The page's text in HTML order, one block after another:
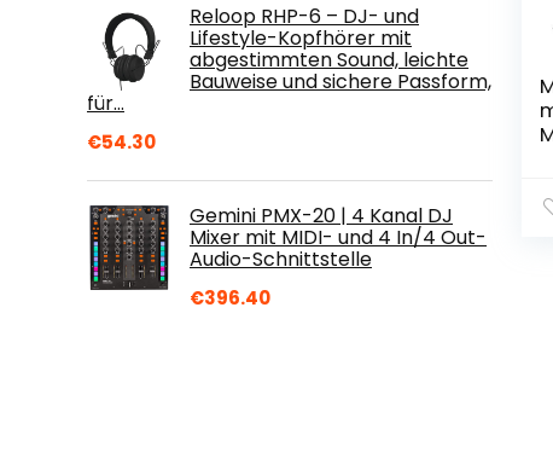
Reloop RHP-6 – DJ- und
Lifestyle-Kopfhörer mit
abgestimmten Sound, leichte
Bauweise und sichere Passform,
für…
€54.30
Gemini PMX-20 | 4 Kanal DJ
Mixer mit MIDI- und 4 In/4 Out-
Audio-Schnittstelle
€396.40